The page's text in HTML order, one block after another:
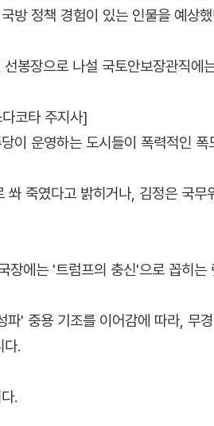
방 정책 경험이 있는 인물을 예상
봉장으로 나설 국토안보장관직에
코타 주지사]
이 운영하는 도시들이 폭력적인
쏴 죽였다고 밝히거나, 김정은 국
장에는 '트럼프의 충신'으로 꼽히
파' 중용 기조를 이어감에 따라, 무
다.
.